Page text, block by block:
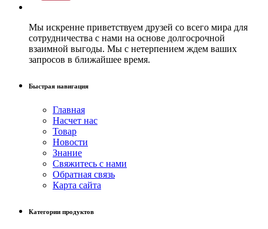
Мы искренне приветствуем друзей со всего мира для
сотрудничества с нами на основе долгосрочной
взаимной выгоды. Мы с нетерпением ждем ваших
запросов в ближайшее время.
Быстрая навигация
Главная
Насчет нас
Товар
Новости
Знание
Свяжитесь с нами
Обратная связь
Карта сайта
Категории продуктов